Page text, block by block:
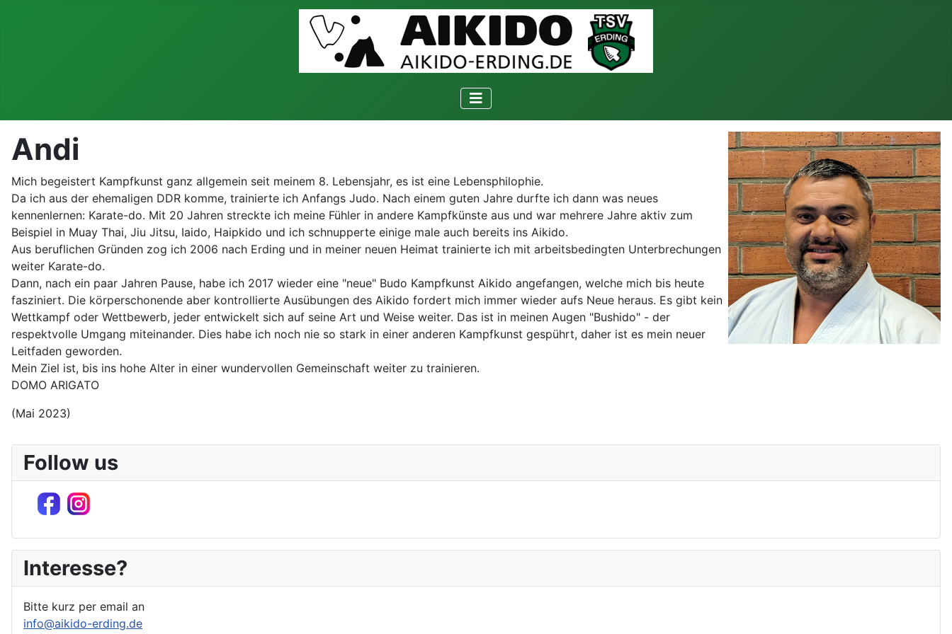
Andi
Mich begeistert Kampfkunst ganz allgemein seit meinem 8. Lebensjahr, es ist eine Lebensphilophie.
Da ich aus der ehemaligen DDR komme, trainierte ich Anfangs Judo. Nach einem guten Jahre durfte ich dann was neues
kennenlernen: Karate-do. Mit 20 Jahren streckte ich meine Fühler in andere Kampfkünste aus und war mehrere Jahre aktiv zum
Beispiel in Muay Thai, Jiu Jitsu, Iaido, Haipkido und ich schnupperte einige male auch bereits ins Aikido.
Aus beruflichen Gründen zog ich 2006 nach Erding und in meiner neuen Heimat trainierte ich mit arbeitsbedingten Unterbrechungen
weiter Karate-do.
Dann, nach ein paar Jahren Pause, habe ich 2017 wieder eine "neue" Budo Kampfkunst Aikido angefangen, welche mich bis heute
fasziniert. Die körperschonende aber kontrollierte Ausübungen des Aikido fordert mich immer wieder aufs Neue heraus. Es gibt kein
Wettkampf oder Wettbewerb, jeder entwickelt sich auf seine Art und Weise weiter. Das ist in meinen Augen "Bushido" - der
respektvolle Umgang miteinander. Dies habe ich noch nie so stark in einer anderen Kampfkunst gespührt, daher ist es mein neuer
Leitfaden geworden.
Mein Ziel ist, bis ins hohe Alter in einer wundervollen Gemeinschaft weiter zu trainieren.
DOMO ARIGATO
(Mai 2023)
Follow us
Interesse?
Bitte kurz per email an
info@aikido-erding.de